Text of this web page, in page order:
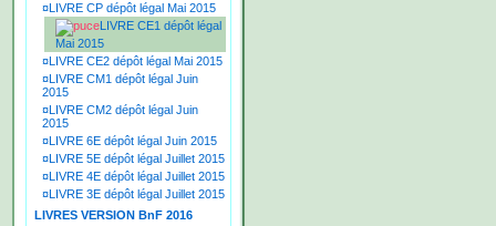
¤LIVRE CP dépôt légal Mai 2015
LIVRE CE1 dépôt légal
Mai 2015
¤LIVRE CE2 dépôt légal Mai 2015
¤LIVRE CM1 dépôt légal Juin
2015
¤LIVRE CM2 dépôt légal Juin
2015
¤LIVRE 6E dépôt légal Juin 2015
¤LIVRE 5E dépôt légal Juillet 2015
¤LIVRE 4E dépôt légal Juillet 2015
¤LIVRE 3E dépôt légal Juillet 2015
LIVRES VERSION BnF 2016